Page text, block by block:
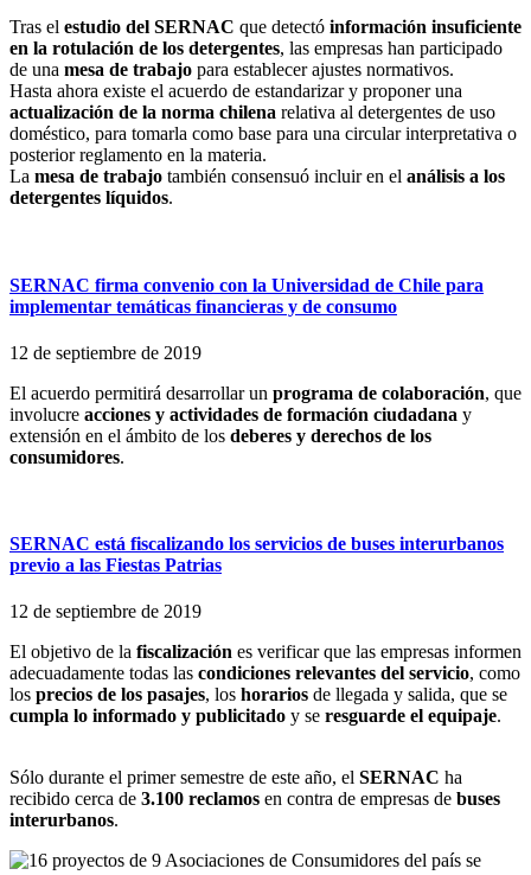
Tras el estudio del SERNAC que detectó información insuficiente
en la rotulación de los detergentes, las empresas han participado
de una mesa de trabajo para establecer ajustes normativos.
Hasta ahora existe el acuerdo de estandarizar y proponer una
actualización de la norma chilena relativa al detergentes de uso
doméstico, para tomarla como base para una circular interpretativa o
posterior reglamento en la materia.
La mesa de trabajo también consensuó incluir en el análisis a los
detergentes líquidos.
SERNAC firma convenio con la Universidad de Chile para
implementar temáticas financieras y de consumo
12 de septiembre de 2019
El acuerdo permitirá desarrollar un programa de colaboración, que
involucre acciones y actividades de formación ciudadana y
extensión en el ámbito de los deberes y derechos de los
consumidores.
SERNAC está fiscalizando los servicios de buses interurbanos
previo a las Fiestas Patrias
12 de septiembre de 2019
El objetivo de la fiscalización es verificar que las empresas informen
adecuadamente todas las condiciones relevantes del servicio, como
los precios de los pasajes, los horarios de llegada y salida, que se
cumpla lo informado y publicitado y se resguarde el equipaje.
Sólo durante el primer semestre de este año, el SERNAC ha
recibido cerca de 3.100 reclamos en contra de empresas de buses
interurbanos.